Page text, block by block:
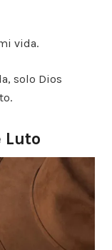
vida.
solo Dios
Luto